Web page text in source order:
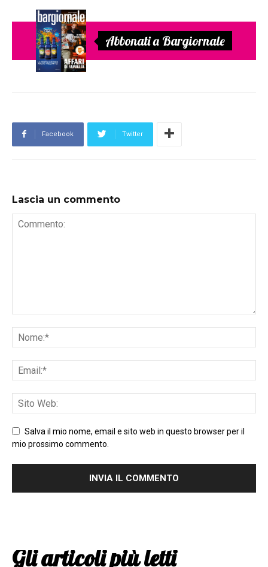
Abbonati a Bargiornale
Facebook Twitter
Lascia un commento
Salva il mio nome, email e sito web in questo browser per il
mio prossimo commento.
Gli articoli più letti